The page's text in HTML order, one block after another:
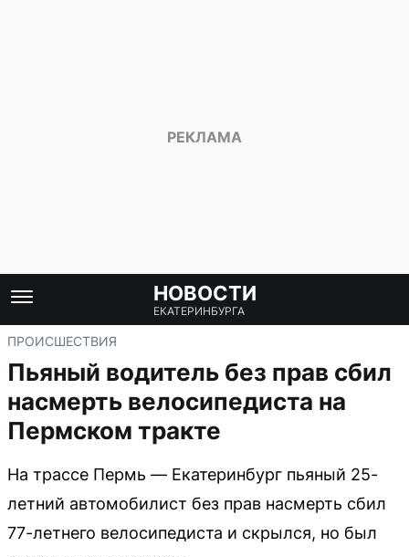
НОВОСТИ
ЕКАТЕРИНБУРГА
ПРОИСШЕСТВИЯ
Пьяный водитель без прав сбил
насмерть велосипедиста на
Пермском тракте
На трассе Пермь — Екатеринбург пьяный 25-
летний автомобилист без прав насмерть сбил
77-летнего велосипедиста и скрылся, но был